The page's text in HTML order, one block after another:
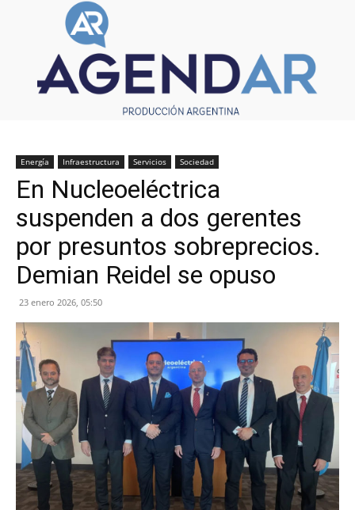
Energía Infraestructura Servicios Sociedad
En Nucleoeléctrica
suspenden a dos gerentes
por presuntos sobreprecios.
Demian Reidel se opuso
23 enero 2026, 05:50